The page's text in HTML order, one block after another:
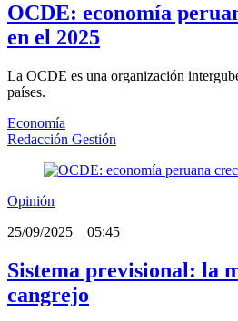
OCDE: economía
en el 2025
La OCDE es una organización
países.
Economía
Redacción Gestión
Opinión
25/09/2025
05:45
Sistema previsional: la
cangrejo